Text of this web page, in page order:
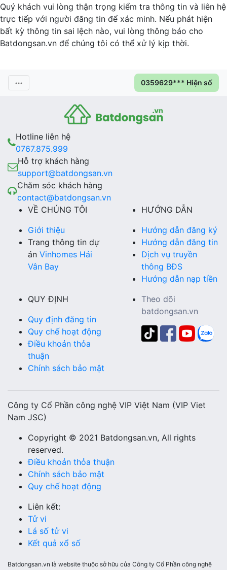
Quý khách vui lòng thận trọng kiểm tra thông tin và liên hệ
trực tiếp với người đăng tin để xác minh. Nếu phát hiện
bất kỳ thông tin sai lệch nào, vui lòng thông báo cho
Batdongsan.vn để chúng tôi có thể xử lý kịp thời.
0359629*** Hiện số
Hotline liên hệ
0767.875.999
Hỗ trợ khách hàng
support@batdongsan.vn
Chăm sóc khách hàng
contact@batdongsan.vn
VỀ CHÚNG TÔI
Giới thiệu
Trang thông tin dự
án Vinhomes Hải
Vân Bay
HƯỚNG DẪN
Hướng dẫn đăng ký
Hướng dẫn đăng tin
Dịch vụ truyền
thông BĐS
Hướng dẫn nạp tiền
QUY ĐỊNH
Quy định đăng tin
Quy chế hoạt động
Điều khoản thỏa
thuận
Chính sách bảo mật
Theo dõi
batdongsan.vn
Công ty Cổ Phần công nghệ VIP Việt Nam (VIP Viet
Nam JSC)
Copyright © 2021 Batdongsan.vn, All rights
reserved.
Điều khoản thỏa thuận
Chính sách bảo mật
Quy chế hoạt động
Liên kết:
Tử vi
Lá số tử vi
Kết quả xổ số
Batdongsan.vn là website thuộc sở hữu của Công ty Cổ Phần công nghệ